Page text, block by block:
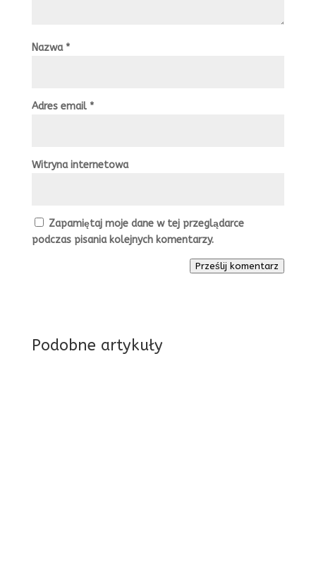
Nazwa *
Adres email *
Witryna internetowa
Zapamiętaj moje dane w tej przeglądarce
podczas pisania kolejnych komentarzy.
Prześlij komentarz
Podobne artykuły